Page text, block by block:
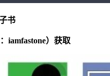
书
iamfastone）获取